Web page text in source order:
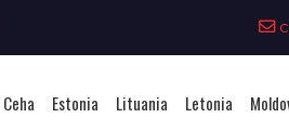
Estonia Lituania Letonia